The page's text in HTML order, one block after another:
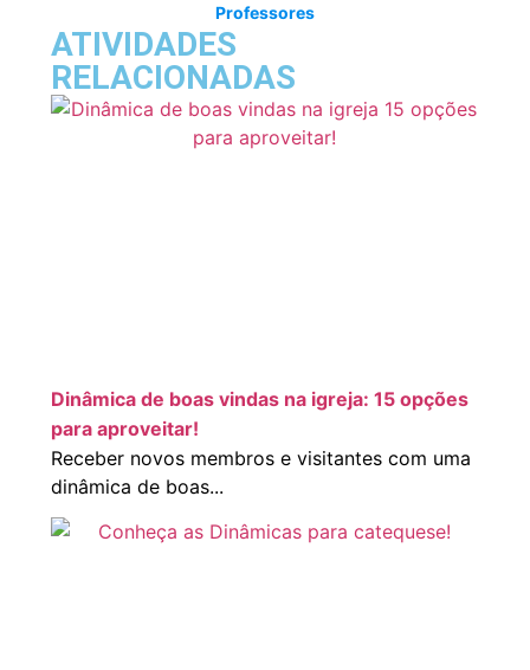
Professores
ATIVIDADES
RELACIONADAS
Dinâmica de boas vindas na igreja: 15 opções
para aproveitar!
Receber novos membros e visitantes com uma
dinâmica de boas...